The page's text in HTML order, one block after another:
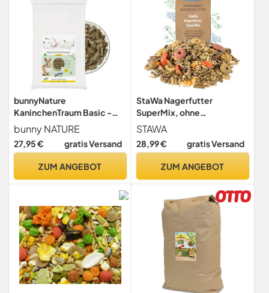
bunnyNature
KaninchenTraum Basic -
Zwergkaninchen
Alleinfuttermittel ab dem 6.
Lebensmonat - Kaninchen-
Pflanzen & Kräutern - 4kg
bunny NATURE
27,95 € gratis Versand
ZUM ANGEBOT
StaWa Nagerfutter
SuperMix, ohne
Gentechnik, 25 kg
STAWA
28,99 € gratis Versand
ZUM ANGEBOT